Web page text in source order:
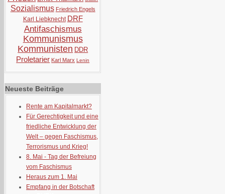
Sozialismus Friedrich Engels
Karl Liebknecht DRF
Antifaschismus
Kommunismus
Kommunisten DDR
Proletarier Karl Marx Lenin
Neueste Beiträge
Rente am Kapitalmarkt?
Für Gerechtigkeit und eine
friedliche Entwicklung der
Welt – gegen Faschismus,
Terrorismus und Krieg!
8. Mai - Tag der Befreiung
vom Faschismus
Heraus zum 1. Mai
Empfang in der Botschaft